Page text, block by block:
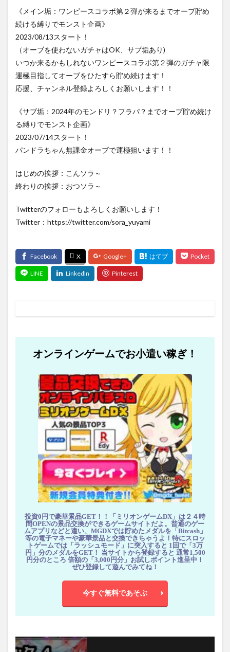
《メイン垢：ワンピースコラボ第２弾が来るまでオーブ貯め
続ける縛りでモンスト企画》
2023/08/13スタート！
（オーブを使わないガチャはOK、サブ垢あり)
いつか来るかもしれないワンピースコラボ第２弾のガチャ限
運極目指してオーブをひたすら貯め続けます！
応援、チャンネル登録よろしくお願いします！！
《サブ垢：2024年のモンドリ？フラパ？までオーブ貯め続け
る縛りでモンスト企画》
2023/07/14スタート！
パンドラちゃん無課金オーブで運極狙います！！
はじめの挨拶：こんソラ～
終わりの挨拶：おつソラ～
Twitterのフォローもよろしくお願いします！
Twitter：https://twitter.com/sora_yuyami
オンラインゲームでお小遣い稼ぎ！
投資0円で豪華景品GET！！「ミリオンゲームDX」は２４時
間OPENの景品交換ができるゲームサイトだよ。普通のゲー
ムアプリなどと違い、MGDXでは貯めたメダルを「Bitcash」
等の電子マネーや豪華景品と交換できちゃうよ！特にスロッ
トゲームでは「ラッシュモード」に突入すると 1回で「3万
円」分のメダルをGET！ 当サイトから登録すると 通常1,500
円分のところ 倍額の「3,000円分」お試しポイント進呈中！
ぜひ登録して遊んでみてね！
今すぐ無料であそぶ